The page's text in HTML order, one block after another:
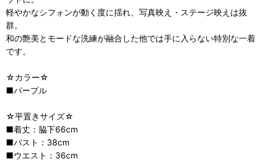
軽やかなシフォンが動く度に揺れ、写真映え・ステージ映えは抜
群。
和の艶美とモードな洗練が融合した他では手に入らない特別な一着
です。
☆カラー☆
■パープル
☆平置きサイズ☆
■着丈：脇下66cm
■バスト：38cm
■ウエスト：36cm